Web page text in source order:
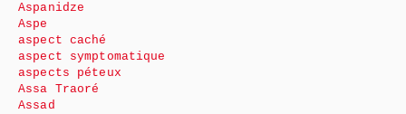
Aspanidze
Aspe
aspect caché
aspect symptomatique
aspects péteux
Assa Traoré
Assad